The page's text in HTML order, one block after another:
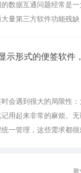
数据互通问题经常是
量第三方软件功能残
示形式的便签软件
会遇到很大的局限性
用起来非常的麻烦。
一管理，这些需求都很
敬